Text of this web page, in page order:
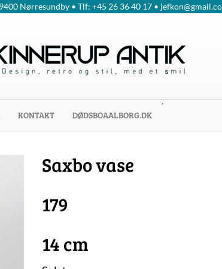
Nørresundby • Tlf: +45 26 36 40 17 •
KONTAKT DØDSBOAALBORG.DK
´
Saxbo vase
179
14 cm